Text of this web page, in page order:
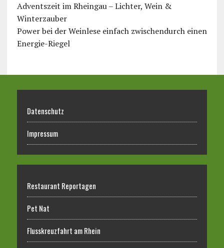
Adventszeit im Rheingau – Lichter, Wein &
Winterzauber
Power bei der Weinlese einfach zwischendurch einen
Energie-Riegel
Datenschutz
Impressum
Restaurant Reportagen
Pet Nat
Flusskreuzfahrt am Rhein